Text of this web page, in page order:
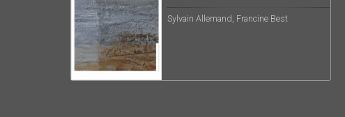
Sylvain Allemand, Francine Best